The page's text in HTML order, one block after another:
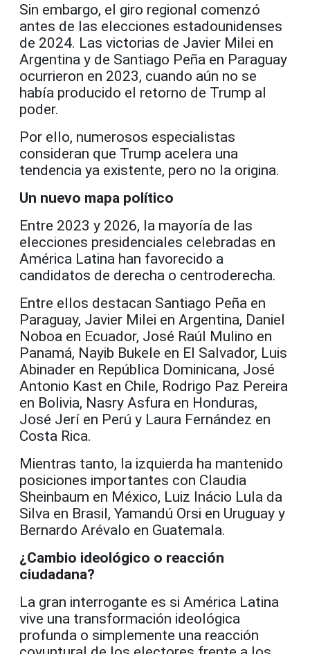
Sin embargo, el giro regional comenzó
antes de las elecciones estadounidenses
de 2024. Las victorias de Javier Milei en
Argentina y de Santiago Peña en Paraguay
ocurrieron en 2023, cuando aún no se
había producido el retorno de Trump al
poder.
Por ello, numerosos especialistas
consideran que Trump acelera una
tendencia ya existente, pero no la origina.
Un nuevo mapa político
Entre 2023 y 2026, la mayoría de las
elecciones presidenciales celebradas en
América Latina han favorecido a
candidatos de derecha o centroderecha.
Entre ellos destacan Santiago Peña en
Paraguay, Javier Milei en Argentina, Daniel
Noboa en Ecuador, José Raúl Mulino en
Panamá, Nayib Bukele en El Salvador, Luis
Abinader en República Dominicana, José
Antonio Kast en Chile, Rodrigo Paz Pereira
en Bolivia, Nasry Asfura en Honduras,
José Jerí en Perú y Laura Fernández en
Costa Rica.
Mientras tanto, la izquierda ha mantenido
posiciones importantes con Claudia
Sheinbaum en México, Luiz Inácio Lula da
Silva en Brasil, Yamandú Orsi en Uruguay y
Bernardo Arévalo en Guatemala.
¿Cambio ideológico o reacción
ciudadana?
La gran interrogante es si América Latina
vive una transformación ideológica
profunda o simplemente una reacción